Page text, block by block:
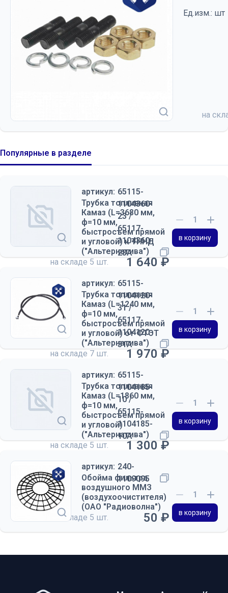
Ед.изм.: шт
на
Популярные в разделе
артикул: 65115-
1104360-
23 /
65117-
1104360-
23А
Трубка топливная
Камаз (L=3680 мм,
ф=10 мм,
быстросъем прямой
и угловой) к ТННД
("Альтернатива")
на складе 5 шт. 1 640 ₽
в корзину
артикул: 65115-
1104120-
31 /
65117-
1104120-
31А
Трубка топливная
Камаз (L=1240 мм,
ф=10 мм,
быстросъем прямой
и угловой) от ФТОТ
("Альтернатива")
на складе 7 шт. 1 970 ₽
в корзину
артикул: 65115-
1104185-
10 /
65115-
1104185-
10А
Трубка топливная
Камаз (L=1860 мм,
ф=10 мм,
быстросъем прямой
и угловой)
("Альтернатива")
на складе 5 шт. 1 300 ₽
в корзину
артикул: 240-
1109095
Обойма фильтра
воздушного ММЗ
(воздухоочистителя)
(ОАО "Радиоволна")
на складе 5 шт. 50 ₽ в корзину